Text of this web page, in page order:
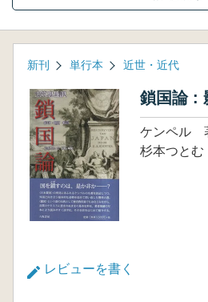
新刊 単行本 近世・近代
鎖国論 :
ケンペル
杉本つと
レビューを書く